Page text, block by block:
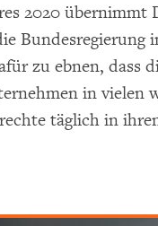
2020 übernimmt
Bundesregierung
zu ebnen, dass
in vielen
täglich in